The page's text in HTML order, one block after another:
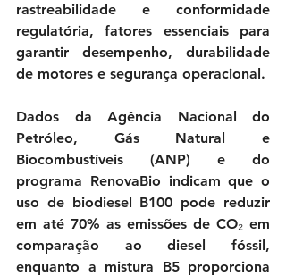
rastreabilidade e conformidade
regulatória, fatores essenciais para
garantir desempenho, durabilidade
de motores e segurança operacional.
Dados da Agência Nacional do
Petróleo, Gás Natural e
Biocombustíveis (ANP) e do
programa RenovaBio indicam que o
uso de biodiesel B100 pode reduzir
em até 70% as emissões de CO₂ em
comparação ao diesel fóssil,
enquanto a mistura B5 proporciona